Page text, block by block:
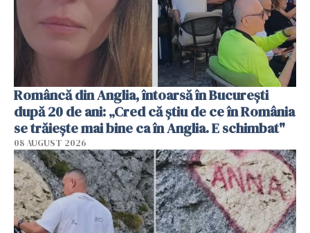
Româncă din Anglia, întoarsă în București
după 20 de ani: „Cred că știu de ce în România
se trăiește mai bine ca în Anglia. E schimbat"
08 AUGUST 2026